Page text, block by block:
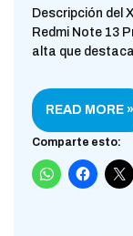
Descripción del
Redmi Note 13
alta que
READ MORE »
Comparte esto: